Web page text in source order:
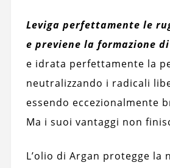
Leviga perfettamente le
e previene la formazione
e idrata perfettamente la
neutralizzando i radicali
essendo eccezionalmente
Ma i suoi vantaggi non
L’olio di Argan protegge la